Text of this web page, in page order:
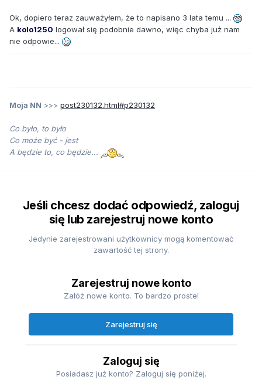
Ok, dopiero teraz zauważyłem, że to napisano 3 lata temu ...
A kolo1250 logował się podobnie dawno, więc chyba już nam
nie odpowie...
Moja NN >>> post230132.html#p230132
Co było, to było
Co może być - jest
A będzie to, co będzie...
Jeśli chcesz dodać odpowiedź, zaloguj
się lub zarejestruj nowe konto
Jedynie zarejestrowani użytkownicy mogą komentować
zawartość tej strony.
Zarejestruj nowe konto
Załóż nowe konto. To bardzo proste!
Zarejestruj się
Zaloguj się
Posiadasz już konto? Zaloguj się poniżej.